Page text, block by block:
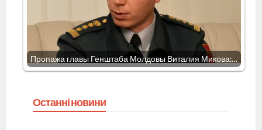
Пропажа главы Генштаба Молдовы Виталия Микова:…
Останні новини